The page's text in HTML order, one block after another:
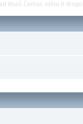
imaš čamac ništa ti